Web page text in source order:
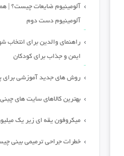
آلومینیوم ضایعات چیست؟ |
آلومینیوم دست دوم
راهنمای والدین برای انتخاب
ایمن و جذاب برای کودکان
روش های جدید آموزشی برای
بهترین کالاهای سایت های
میکروفون یقه ای زیر یک
خطرات جراحی ترمیمی بینی